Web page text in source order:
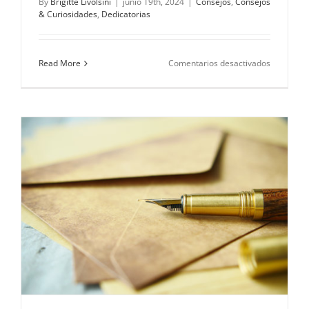
& Curiosidades, Dedicatorias
Read More Comentarios desactivados
Amigo